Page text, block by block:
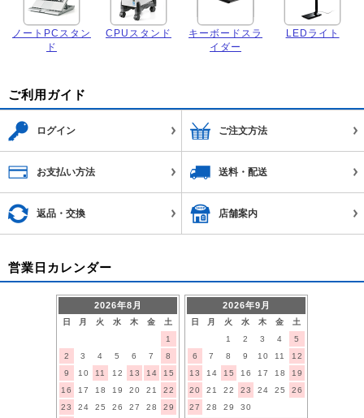
ノートPCスタン
ド
CPUスタンド
キーボードスラ
イダー
LEDライト
ご利用ガイド
ログイン ご注文方法
お支払い方法 送料・配送
返品・交換 店舗案内
営業日カレンダー
2026年8月
日 月 火 水 木 金
土
1
2
3 4 5 6 7
8
9
10 11 12 13 14
15
16
17 18 19 20 21
22
23
24 25 26 27 28
29
2026年9月
日 月 火 水 木 金
土
1
2 3 4
5
6
7 8 9 10 11
12
13
14 15 16 17 18
19
20
21 22 23 24 25
26
27
28 29 30